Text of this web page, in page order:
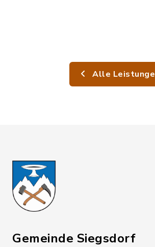
Alle
Gemeinde Siegsdorf